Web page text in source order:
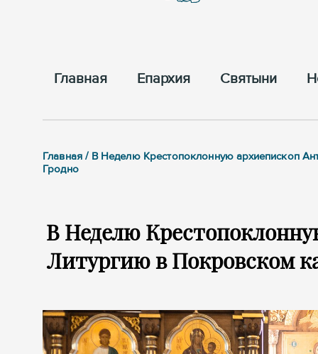
Главная Епархия Cвятыни
Главная / В Неделю Крестопоклонную архиепископ
Гродно
В Неделю
Литургию в Покровском